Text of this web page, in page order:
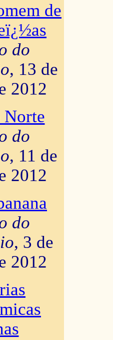
de
do
, 13 de
2012
Norte
do
, 11 de
2012
do
, 3 de
2012